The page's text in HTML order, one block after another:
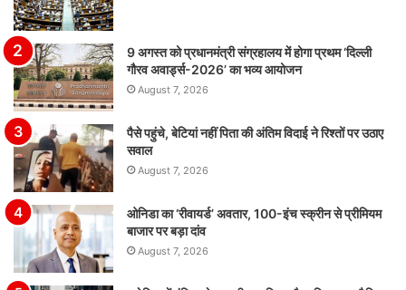
9 अगस्त को प्रधानमंत्री संग्रहालय में होगा प्रथम ‘दिल्ली
गौरव अवार्ड्स-2026’ का भव्य आयोजन
August 7, 2026
पैसे पहुंचे, बेटियां नहीं पिता की अंतिम विदाई ने रिश्तों पर उठाए
सवाल
August 7, 2026
ओनिडा का ‘रीवायर्ड’ अवतार, 100-इंच स्क्रीन से प्रीमियम
बाजार पर बड़ा दांव
August 7, 2026